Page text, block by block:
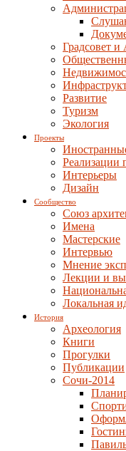
Градсовет и
Развитие
Туризм
Экология
Проекты
Реализации
Интерьеры
Дизайн
Сообщество
Союз
Имена
Мастерские
Интервью
Мнение
Лекции и
Локальная
История
Археология
Книги
Прогулки
Публикации
Сочи-2014